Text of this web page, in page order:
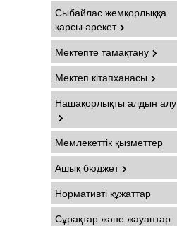
Сыбайлас жемқорлыққа
қарсы әрекет
Мектепте тамақтану
Мектеп кітапханасы
Нашақорлықты алдын алу
Мемлекеттік қызметтер
Ашық бюджет
Нормативті құжаттар
Сұрақтар және жауаптар